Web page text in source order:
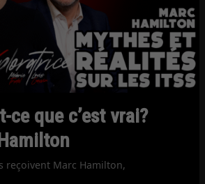
ce que c’est vrai?
reçoivent Marc Hamilton,